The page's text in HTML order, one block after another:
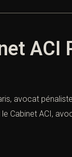
ACI
avocat
Cabinet ACI,